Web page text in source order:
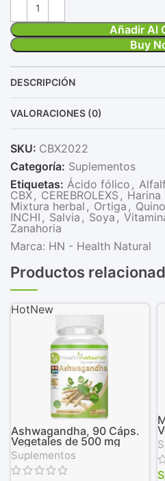
Añadir Al
Buy
DESCRIPCIÓN
VALORACIONES (0)
SKU: CBX2022
Categoría: Suplementos
Etiquetas: Ácido fólico ,
CBX, CEREBROLEXS, Harina
Mixtura herbal , Ortiga ,
INCHI , Salvia , Soya,
Zanahoria
Marca: HN - Health Natural
Productos
HotNew
Ashwagandha, 90 Cáps.
Vegetales de 500 mg
Suplementos